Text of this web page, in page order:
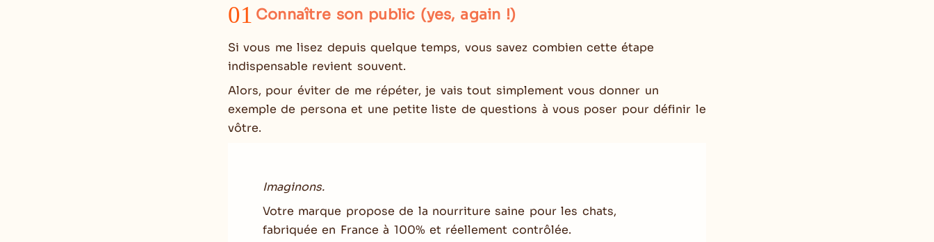
01 Connaître son public (yes, again !)
Si vous me lisez depuis quelque temps, vous savez combien cette étape
indispensable revient souvent.
Alors, pour éviter de me répéter, je vais tout simplement vous donner un
exemple de persona et une petite liste de questions à vous poser pour définir le
vôtre.
Imaginons.
Votre marque propose de la nourriture saine pour les chats,
fabriquée en France à 100% et réellement contrôlée.